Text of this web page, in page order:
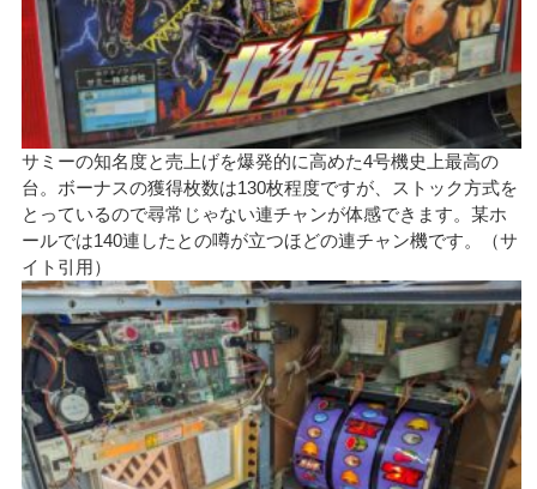
サミーの知名度と売上げを爆発的に高めた4号機史上最高の
台。ボーナスの獲得枚数は130枚程度ですが、ストック方式を
とっているので尋常じゃない連チャンが体感できます。某ホ
ールでは140連したとの噂が立つほどの連チャン機です。（サ
イト引用）